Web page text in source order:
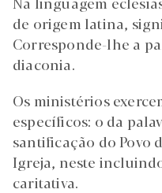
de origem latina,
Corresponde-lhe a
diaconia.
Os ministérios
específicos: o da
santificação do Povo
Igreja, neste
caritativa.